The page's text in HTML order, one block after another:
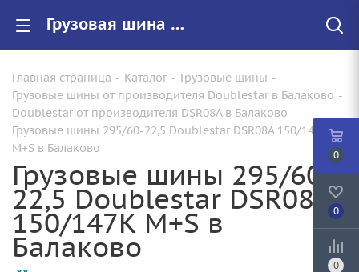
Грузовая шина 295/60-22,5 Doublestar DSR08A 150/147K M+S по цене от 23630.00 купить в Балаково с доставкой | Арт.:
Главная страница - Каталог - Грузовые шины -
Грузовые шины от производителя Doublestar в Балаково -
Doublestar от производителя DSR08A в Балаково -
Грузовые шины 295/60-22,5 Doublestar DSR08A 150/147K
M+S в Балаково
Грузовые шины 295/60-
22,5 Doublestar DSR08A
150/147K M+S в
Балаково
0
0
0